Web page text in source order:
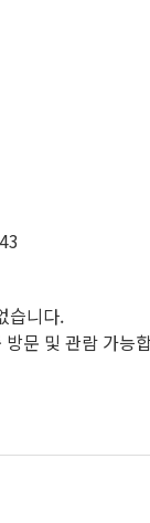
습니다.
문 및 관람 가능